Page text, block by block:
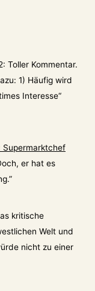
Toller Kommentar.
1) Häufig wird
Interesse“
Supermarktchef
er hat es
”
kritische
Welt und
nicht zu einer